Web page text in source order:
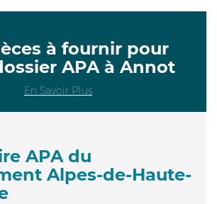
à fournir pour
APA à Annot
En Savoir Plus
APA du
Alpes-de-Haute-